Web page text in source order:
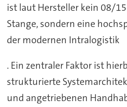
ist laut Hersteller kein 08/
Stange, sondern eine
der modernen Intralogistik
. Ein zentraler Faktor ist
strukturierte
und angetriebenen